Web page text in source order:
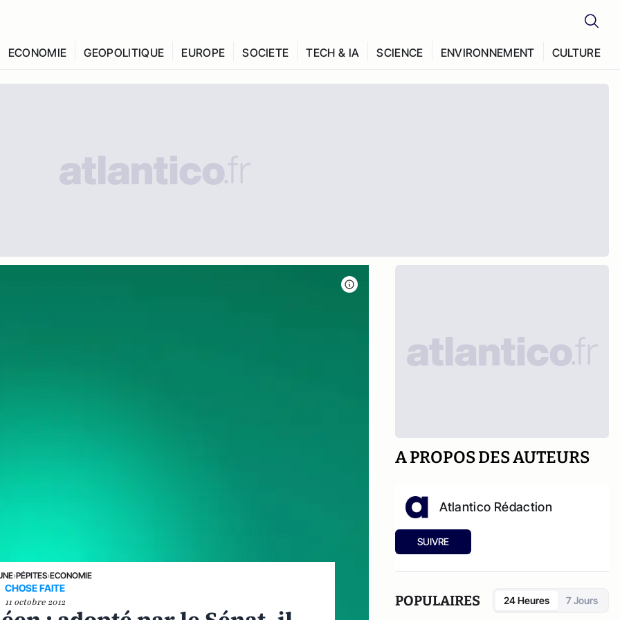
ECONOMIE GEOPOLITIQUE EUROPE SOCIETE TECH & IA SCIENCE ENVIRONNEMENT CULTURE
›PÉPITES›ECONOMIE
CHOSE FAITE
11 octobre 2012
A PROPOS DES AUTEURS
Atlantico Rédaction
SUIVRE
POPULAIRES 24 Heures 7 Jours